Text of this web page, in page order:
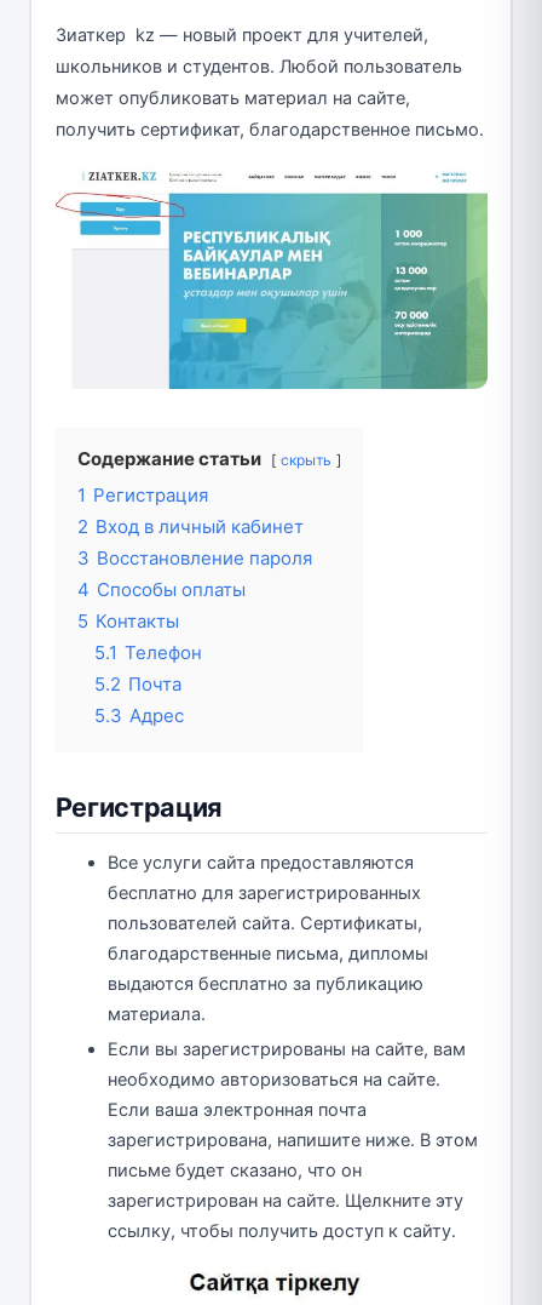
Зиаткер kz — новый проект для учителей,
школьников и студентов. Любой пользователь
может опубликовать материал на сайте,
получить сертификат, благодарственное письмо.
Содержание статьи скрыть
1 Регистрация
2 Вход в личный кабинет
3 Восстановление пароля
4 Способы оплаты
5 Контакты
5.1 Телефон
5.2 Почта
5.3 Адрес
Регистрация
Все услуги сайта предоставляются
бесплатно для зарегистрированных
пользователей сайта. Сертификаты,
благодарственные письма, дипломы
выдаются бесплатно за публикацию
материала.
Если вы зарегистрированы на сайте, вам
необходимо авторизоваться на сайте.
Если ваша электронная почта
зарегистрирована, напишите ниже. В этом
письме будет сказано, что он
зарегистрирован на сайте. Щелкните эту
ссылку, чтобы получить доступ к сайту.